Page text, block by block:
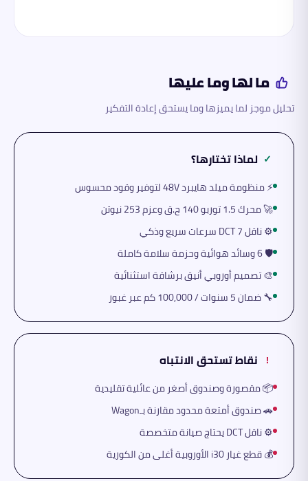
ما لها وما عليها
تحليل موجز لما يميزها وما يستحق إعادة التفكير
✓ لماذا تختارها؟
⚡ منظومة ميلد هايبرد 48V لتوفير وقود محسوس
🚀 محرك 1.5 توربو 140 ح.ق وعزم 253 نيوتن
⚙️ ناقل DCT 7 سرعات سريع وذكي
🛡️ 6 وسائد هوائية وحزمة سلامة كاملة
🎨 تصميم أوروبي أنيق برشاقة استثنائية
🔧 ضمان 5 سنوات / 100,000 كم عبر غبور
! نقاط تستحق الانتباه
📦 مقصورة وصندوق أصغر من عائلية تقليدية
🚗 صندوق أمتعة محدود مقارنة بـWagon
⚙️ ناقل DCT يحتاج صيانة متخصصة
💰 قطع غيار i30 الأوروبية أغلى من الكورية